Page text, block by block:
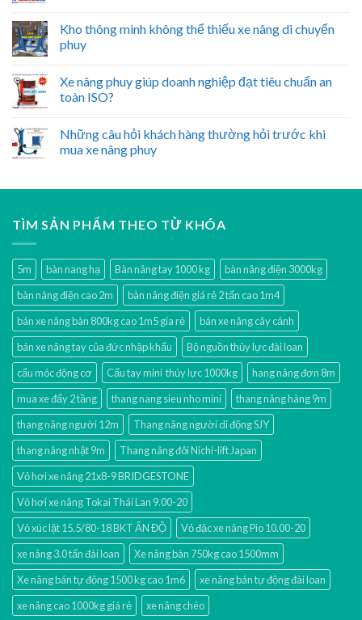
Kho thông minh không thể thiếu xe nâng di chuyển
phuy
Xe nâng phuy giúp doanh nghiệp đạt tiêu chuẩn an
toàn ISO?
Những câu hỏi khách hàng thường hỏi trước khi
mua xe nâng phuy
TÌM SẢN PHẨM THEO TỪ KHÓA
5m bàn nang hạ Bàn nâng tay 1000 kg
bàn nâng điện 3000kg
bàn nâng điện cao 2m
bàn nâng điện giá rẻ 2 tấn cao 1m4
bán xe nâng bàn 800kg cao 1m5 gía rẻ
bán xe nâng cây cảnh
bán xe nâng tay của đức nhập khẩu
Bộ nguồn thủy lực đài loan
cẩu móc động cơ
Cẩu tay mini thủy lực 1000kg
hang nâng đơn 8m
mua xe đẩy 2 tầng
thang nang sieu nho mini
thang nâng hàng 9m
thang nâng người 12m
Thang nâng người di động SJY
thang nâng nhật 9m
Thang nâng đôi Nichi-lift Japan
Vỏ hơi xe nâng 21x8-9 BRIDGESTONE
Vỏ hơi xe nâng Tokai Thái Lan 9.00-20
Vỏ xúc lật 15.5/80-18 BKT ẤN ĐỘ
Vỏ đặc xe nâng Pio 10.00-20
xe nâng 3.0 tấn đài loan
Xe nâng bàn 750kg cao 1500mm
Xe nâng bán tự động 1500 kg cao 1m6
xe nâng bán tự động đài loan
xe nâng cao 1000kg giá rẻ
xe nâng chéo